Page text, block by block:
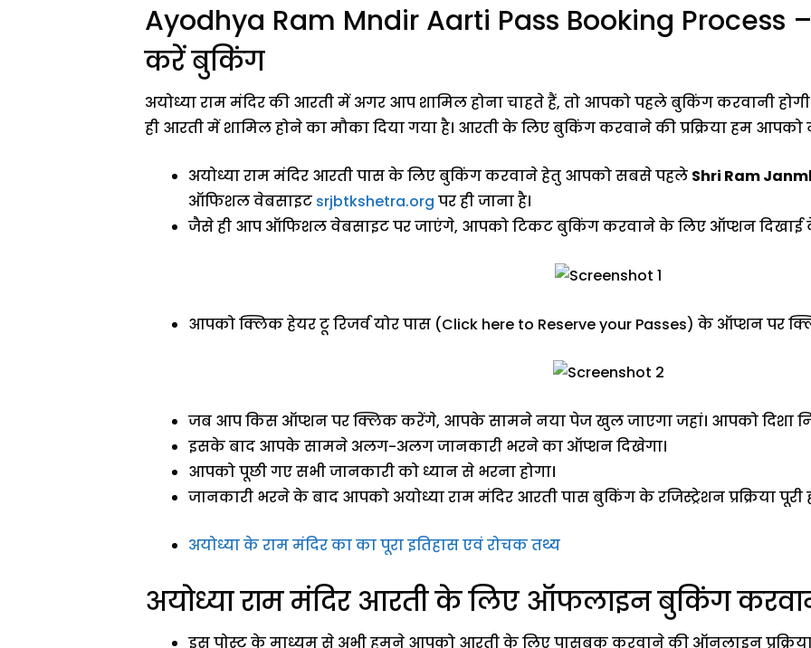
Ayodhya Ram Mndir Aarti Pass Booking
करें बुकिंग
अयोध्या राम मंदिर की आरती में अगर आप शामिल होना चाहते हैं, तो आपको पहले बुकिंग करवानी
ही आरती में शामिल होने का मौका दिया गया है। आरती के लिए बुकिंग करवाने की प्रक्रिया हम आपको
अयोध्या राम मंदिर आरती पास के लिए बुकिंग करवाने हेतु आपको सबसे पहले Shri Ram
ऑफिशल वेबसाइट srjbtkshetra.org पर ही जाना है।
जैसे ही आप ऑफिशल वेबसाइट पर जाएंगे, आपको टिकट बुकिंग करवाने के लिए ऑप्शन दिखाई
आपको क्लिक हेयर टू रिजर्व योर पास (Click here to Reserve your Passes) के ऑप्शन पर
जब आप किस ऑप्शन पर क्लिक करेंगे, आपके सामने नया पेज खुल जाएगा जहां। आपको दिशा
इसके बाद आपके सामने अलग-अलग जानकारी भरने का ऑप्शन दिखेगा।
आपको पूछी गए सभी जानकारी को ध्यान से भरना होगा।
जानकारी भरने के बाद आपको अयोध्या राम मंदिर आरती पास बुकिंग के रजिस्ट्रेशन प्रक्रिया पूरी
अयोध्या के राम मंदिर का का पूरा इतिहास एवं रोचक तथ्य
अयोध्या राम मंदिर आरती के लिए ऑफलाइन बुकिंग करवाने
इस पोस्ट के माध्यम से अभी हमने आपको आरती के लिए पासबुक करवाने की ऑनलाइन